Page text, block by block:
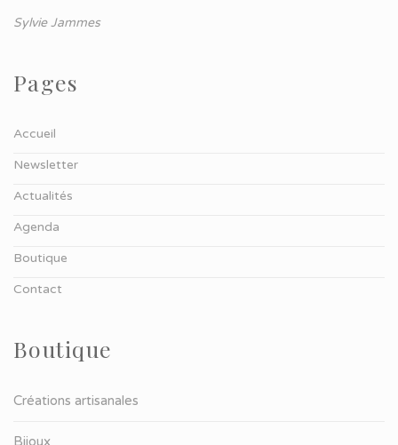
Sylvie Jammes
Pages
Accueil
Newsletter
Actualités
Agenda
Boutique
Contact
Boutique
Créations artisanales
Bijoux